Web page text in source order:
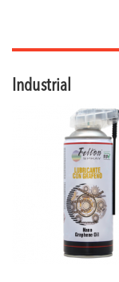
Industrial